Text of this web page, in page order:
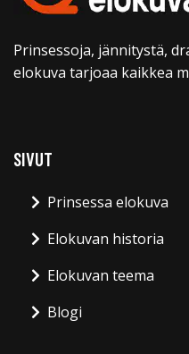
Prinsessoja, jännitystä,
elokuva tarjoaa kaikkea
SIVUT
Prinsessa elokuva
Elokuvan historia
Elokuvan teema
Blogi